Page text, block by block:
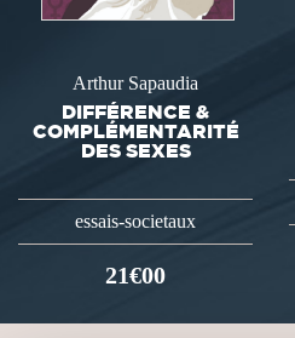
Arthur Sapaudia
DIFFÉRENCE &
COMPLÉMENTARITÉ
DES SEXES
essais-societaux
21€00